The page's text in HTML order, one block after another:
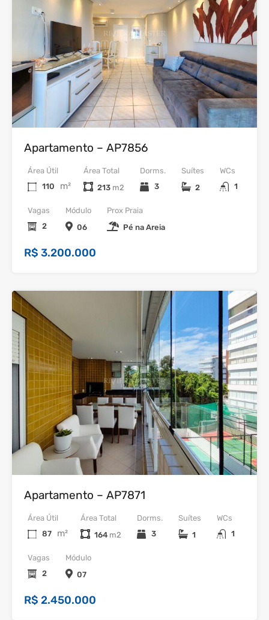
Venda
Apartamento – AP7856
Dorms.
3
WCs
1
Área Útil
110
m²
Vagas
2
Área Total
213
Suítes
2
Módulo
06
Prox Praia
Pé na Areia
R$ 3.200.000
16
Venda
Apartamento – AP7871
Dorms.
3
WCs
1
Área Útil
87
m²
Vagas
2
Área Total
164
Suítes
1
Módulo
07
R$ 2.450.000